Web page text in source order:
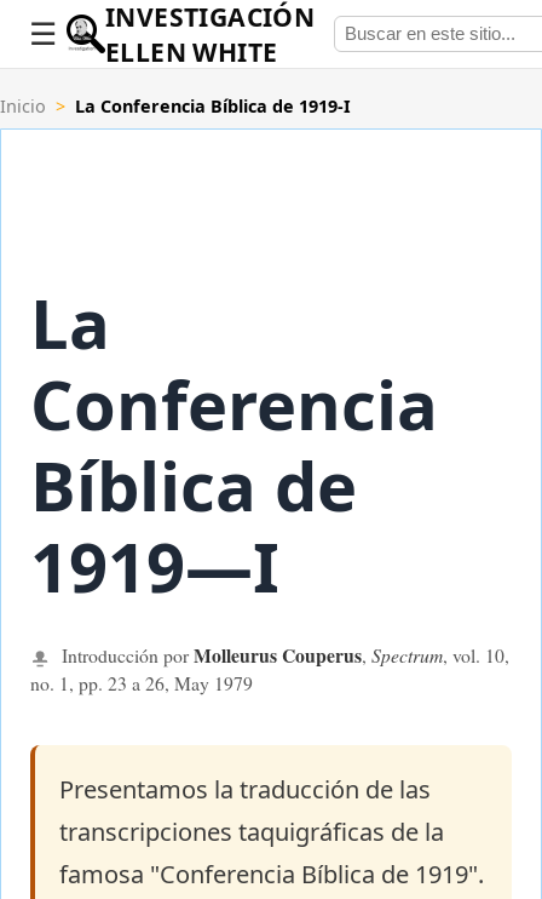
INVESTIGACIÓN
ELLEN WHITE
Inicio > La Conferencia Bíblica de 1919-I
La
Conferencia
Bíblica de
1919—I
Introducción porMolleurus Couperus, Spectrum, vol. 10,
no. 1, pp. 23 a 26, May 1979
Presentamos la traducción de las
transcripciones taquigráficas de la
famosa "Conferencia Bíblica de 1919".